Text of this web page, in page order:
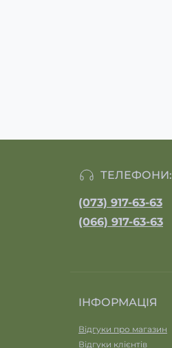
ТЕЛЕФОНИ:
(073) 917-63-63
(066) 917-63-63
ІНФОРМАЦІЯ
Відгуки про магазин
Відгуки клієнтів